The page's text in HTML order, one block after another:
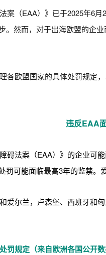
法案（EAA）》已于2025年6
。然而，对于出海欧盟的企
各欧盟国家的具体处罚规定
违反EAA
碍法案（EAA）》的企业可
罚可能面临最高3年的监禁。
爱尔兰，卢森堡、西班牙和
罚规定（来自欧洲各国公开数